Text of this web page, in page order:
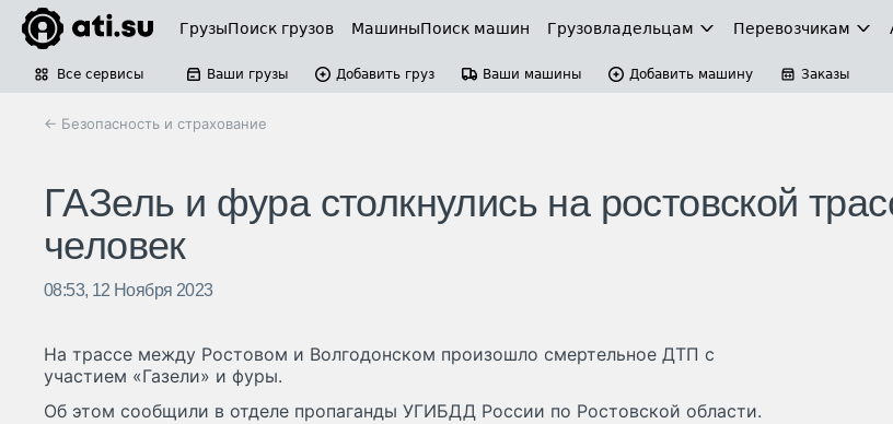
ГрузыПоиск грузов МашиныПоиск машин Грузовладельцам Перевозчикам
Все сервисы Ваши грузы Добавить груз Ваши машины Добавить машину Заказы
← Безопасность и страхование
ГАЗель и фура столкнулись на ростовской
человек
08:53, 12 Ноября 2023
На трассе между Ростовом и Волгодонском произошло смертельное ДТП с
участием «Газели» и фуры.
Об этом сообщили в отделе пропаганды УГИБДД России по Ростовской области.